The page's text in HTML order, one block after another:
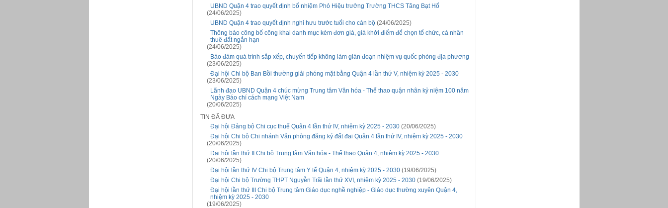
UBND Quận 4 trao quyết định bổ nhiệm Phó Hiệu trưởng Trường THCS Tăng Bạt Hổ
(24/06/2025)
UBND Quận 4 trao quyết định nghỉ hưu trước tuổi cho cán bộ(24/06/2025)
Thông báo công bố công khai danh mục kèm đơn giá, giá khởi điểm để chọn tổ chức, cá nhân
thuê đất ngắn hạn
(24/06/2025)
Bảo đảm quá trình sắp xếp, chuyển tiếp không làm gián đoạn nhiệm vụ quốc phòng địa phương
(23/06/2025)
Đại hội Chi bộ Ban Bồi thường giải phóng mặt bằng Quận 4 lần thứ V, nhiệm kỳ 2025 - 2030
(23/06/2025)
Lãnh đạo UBND Quận 4 chúc mừng Trung tâm Văn hóa - Thể thao quận nhân kỷ niệm 100 năm
Ngày Báo chí cách mạng Việt Nam
(20/06/2025)
TIN ĐÃ ĐƯA
Đại hội Đảng bộ Chi cục thuế Quận 4 lần thứ IV, nhiệm kỳ 2025 - 2030(20/06/2025)
Đại hội Chi bộ Chi nhánh Văn phòng đăng ký đất đai Quận 4 lần thứ IV, nhiệm kỳ 2025 - 2030
(20/06/2025)
Đại hội lần thứ II Chi bộ Trung tâm Văn hóa - Thể thao Quận 4, nhiệm kỳ 2025 - 2030
(20/06/2025)
Đại hội lần thứ IV Chi bộ Trung tâm Y tế Quận 4, nhiệm kỳ 2025 - 2030(19/06/2025)
Đại hội Chi bộ Trường THPT Nguyễn Trãi lần thứ XVI, nhiệm kỳ 2025 - 2030(19/06/2025)
Đại hội lần thứ III Chi bộ Trung tâm Giáo dục nghề nghiệp - Giáo dục thường xuyên Quận 4,
nhiệm kỳ 2025 - 2030
(19/06/2025)